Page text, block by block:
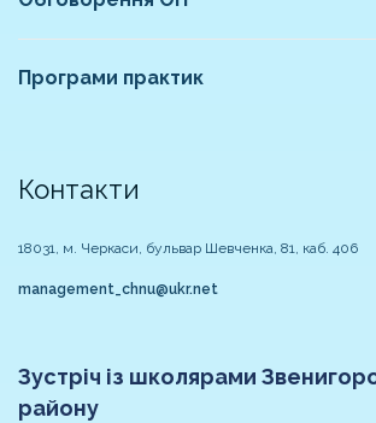
Програми практик
Контакти
18031, м. Черкаси, бульвар Шевченка, 81, каб. 406
management_chnu@ukr.net
Зустріч із школярами
району